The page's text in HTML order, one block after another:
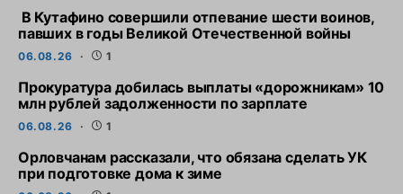
В Кутафино совершили отпевание шести воинов,
павших в годы Великой Отечественной войны
06.08.26 1
Прокуратура добилась выплаты «дорожникам» 10
млн рублей задолженности по зарплате
06.08.26 1
Орловчанам рассказали, что обязана сделать УК
при подготовке дома к зиме